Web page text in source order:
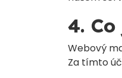
4.
Webový
Za tímto